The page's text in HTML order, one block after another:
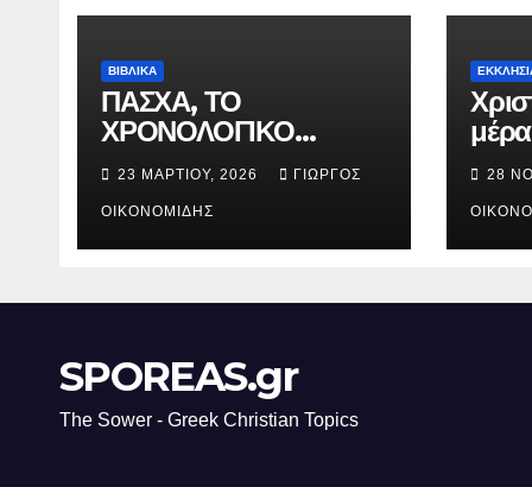
ΒΙΒΛΙΚΑ
ΠΑΣΧΑ, ΤΟ
ΧΡΟΝΟΛΟΓΙΚΟ
ΔΙΑΓΡΑΜΜΑ ΤΗΣ
ΣΤΑΥΡΩΣΕΩΣ.
23 ΜΑΡΤΊΟΥ, 2026 ΓΙΏΡΓΟΣ
ΟΙΚΟΝΟΜΊΔΗΣ
28
SPOREAS.gr
The Sower - Greek Christian Topics